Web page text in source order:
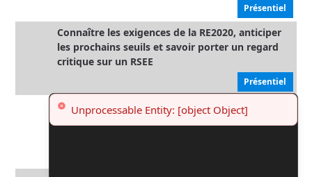
Présentiel
Connaître les exigences de la RE2020, anticiper
les prochains seuils et savoir porter un regard
critique sur un RSEE
Présentiel
ESTP - C250 Bâtiment Bas Carbone –
Règlementation et solutions techniques pour le